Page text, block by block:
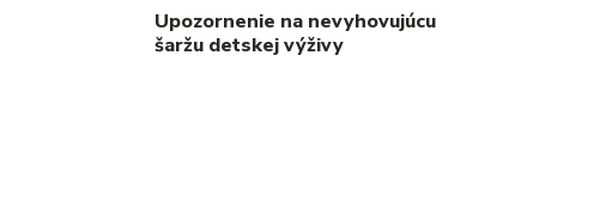
Upozornenie na nevyhovujúcu
šaržu detskej výživy